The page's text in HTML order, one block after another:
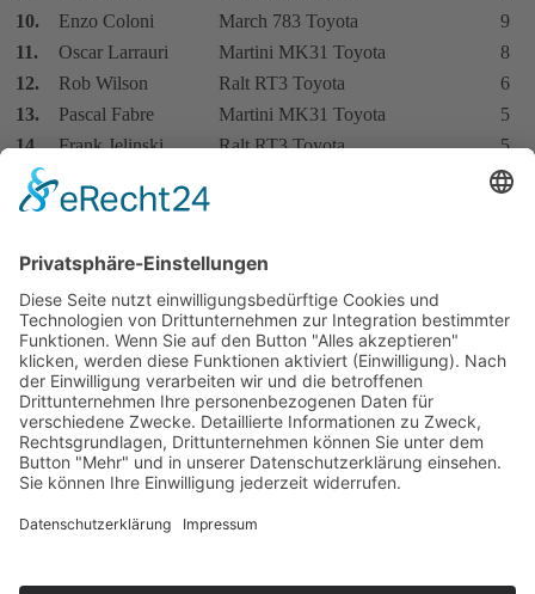
10.
Enzo Coloni March 783 Toyota
9
11.
Oscar Larrauri Martini MK31 Toyota
8
12.
Rob Wilson Ralt RT3 Toyota
6
13.
Pascal Fabre Martini MK31 Toyota
5
14.
Frank Jelinski Ralt RT3 Toyota 5
15.
Bleekemolen
4
17.
Daniele Albertin Martini MK31 Toyota
Eddy Bianchi
Ralt RT1 Toyota
Eddie Jordan
Ralt RT3 Toyota
2
20.
Vinicio Salmi Martini MK31 Toyota
1
Guido Cappellotto
Ralt RT3 Toyota
Roberto
Campominosi
March 803 Alfa Romeo
Wolfgang Klein Ralt RT3 Toyota
Impressum